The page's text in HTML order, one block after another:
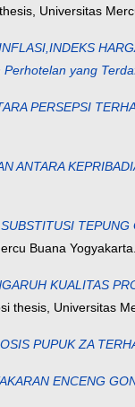
Universitas
yang
PERSEPSI
ANTARA
Buana Yogyakarta.
KUALITAS
thesis, Universitas
PUPUK ZA
ENCENG